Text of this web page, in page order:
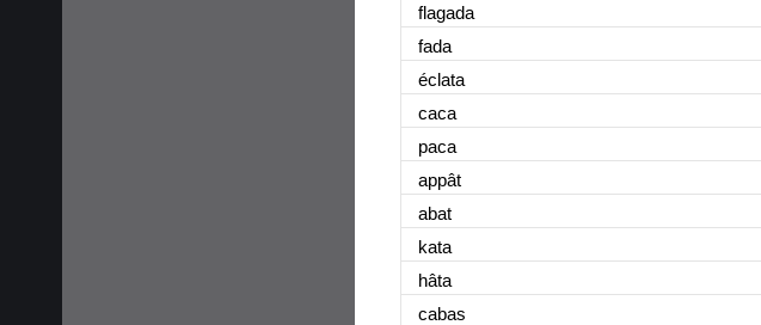
flagada
fada
éclata
caca
paca
appât
abat
kata
hâta
cabas